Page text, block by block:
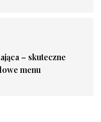
– skuteczne
menu